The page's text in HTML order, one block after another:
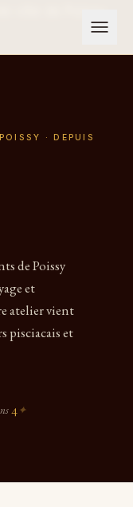
· DEPUIS
de Poissy
et
atelier vient
pisciacais et
4✦